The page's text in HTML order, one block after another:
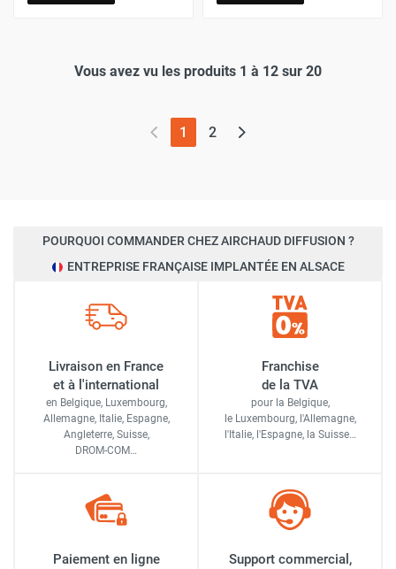
Vous avez vu les produits 1 à 12 sur 20
1 (page actuelle)
2
POURQUOI COMMANDER CHEZ AIRCHAUD DIFFUSION ?
ENTREPRISE FRANÇAISE IMPLANTÉE EN ALSACE
Livraison en France
et à l'international
en Belgique, Luxembourg,
Allemagne, Italie, Espagne,
Angleterre, Suisse,
DROM-COM…
Franchise
de la TVA
pour la Belgique,
le Luxembourg, l'Allemagne,
l'Italie, l'Espagne, la Suisse…
Paiement en ligne
Support commercial,